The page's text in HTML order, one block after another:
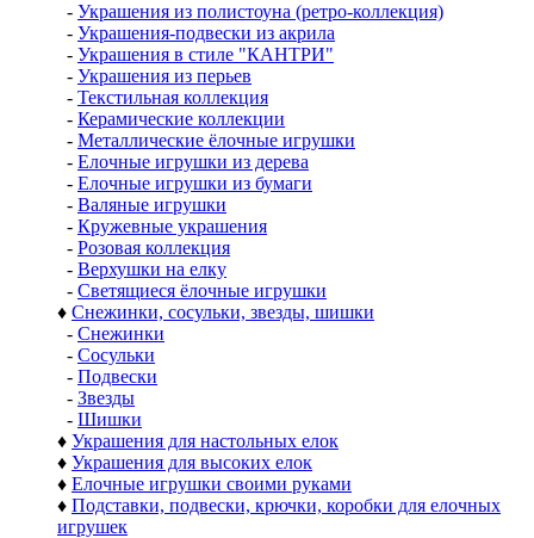
- Украшения из полистоуна (ретро-коллекция)
- Украшения-подвески из акрила
- Украшения в стиле "КАНТРИ"
- Украшения из перьев
- Текстильная коллекция
- Керамические коллекции
- Металлические ёлочные игрушки
- Елочные игрушки из дерева
- Елочные игрушки из бумаги
- Валяные игрушки
- Кружевные украшения
- Розовая коллекция
- Верхушки на елку
- Светящиеся ёлочные игрушки
♦ Снежинки, сосульки, звезды, шишки
- Снежинки
- Сосульки
- Подвески
- Звезды
- Шишки
♦ Украшения для настольных елок
♦ Украшения для высоких елок
♦ Елочные игрушки своими руками
♦ Подставки, подвески, крючки, коробки для елочных
игрушек